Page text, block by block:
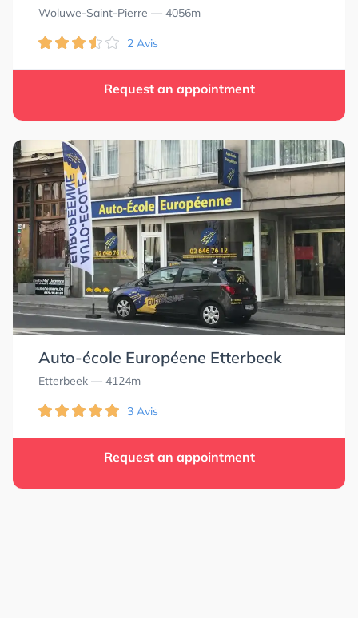
Woluwe-Saint-Pierre — 4056m
2 Avis
Request an appointment
Auto-école Européene Etterbeek
Etterbeek — 4124m
3 Avis
Request an appointment